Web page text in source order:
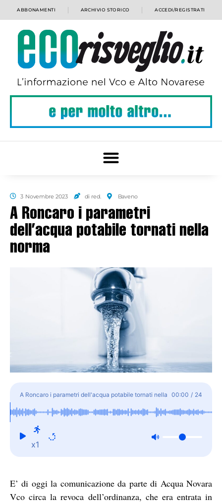
ABBONAMENTI ARCHIVIO STORICO ACCEDI/REGISTRATI
3 Novembre 2023 di red. Baveno
A Roncaro i parametri
dell’acqua potabile tornati nella
norma
A Roncaro i parametri dell'acqua potabile tornati nella
norma
00:00 / 24
x1
E’ di oggi la comunicazione da parte di Acqua Novara
Vco circa la revoca dell’ordinanza, che era entrata in